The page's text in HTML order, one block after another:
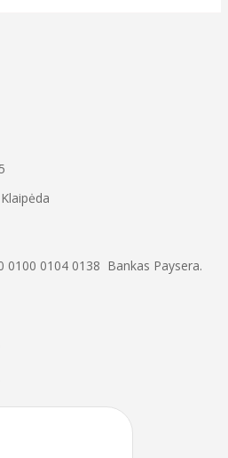
0100 0104 0138 Bankas Paysera.